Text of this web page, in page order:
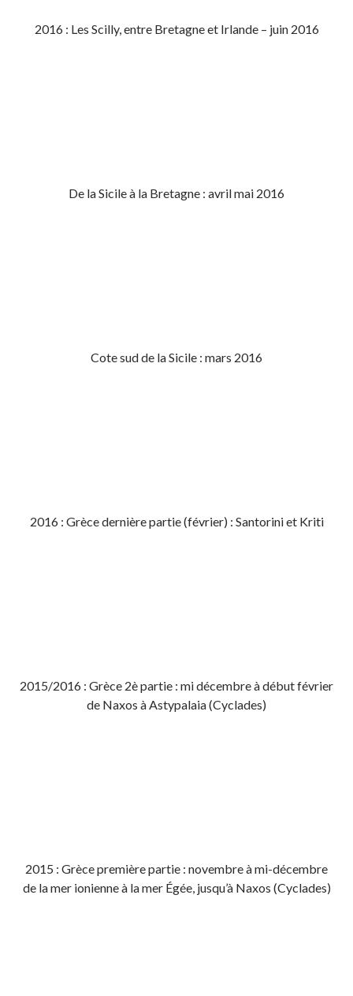
2016 : Les Scilly, entre Bretagne et Irlande – juin 2016
De la Sicile à la Bretagne : avril mai 2016
Cote sud de la Sicile : mars 2016
2016 : Grèce dernière partie (février) : Santorini et Kriti
2015/2016 : Grèce 2è partie : mi décembre à début février
de Naxos à Astypalaia (Cyclades)
2015 : Grèce première partie : novembre à mi-décembre
de la mer ionienne à la mer Égée, jusqu’à Naxos (Cyclades)